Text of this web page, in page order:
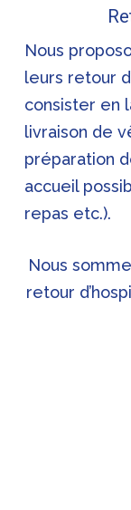
Nous
leurs retour
consister en
livraison de
préparation
accueil
repas etc.).
Nous
retour